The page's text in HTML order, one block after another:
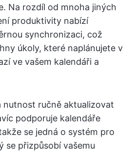
Na rozdíl od mnoha jiných
produktivity nabízí
synchronizaci, což
úkoly, které naplánujete v
ve vašem kalendáři a
nutnost ručně aktualizovat
podporuje kalendáře
se jedná o systém pro
se přizpůsobí vašemu